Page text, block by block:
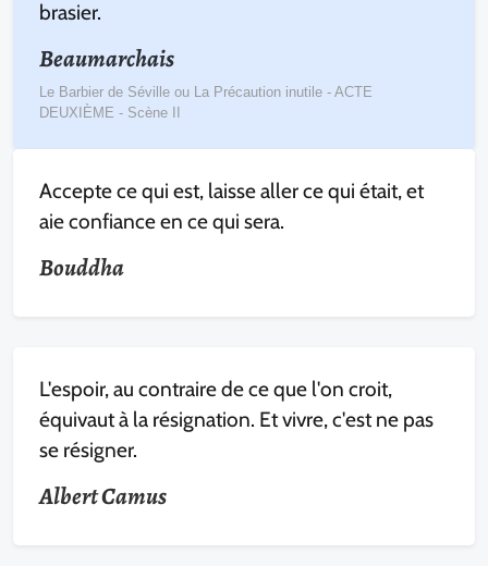
brasier.
Beaumarchais
Le Barbier de Séville ou La Précaution inutile - ACTE
DEUXIÈME - Scène II
Accepte ce qui est, laisse aller ce qui était, et
aie confiance en ce qui sera.
Bouddha
L'espoir, au contraire de ce que l'on croit,
équivaut à la résignation. Et vivre, c'est ne pas
se résigner.
Albert Camus